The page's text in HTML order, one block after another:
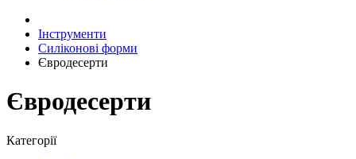
Інструменти
Силіконові форми
Євродесерти
Євродесерти
Категорії